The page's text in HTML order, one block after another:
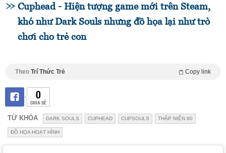
Cuphead - Hiện tượng game mới trên Steam,
khó như Dark Souls nhưng đồ họa lại như trò
chơi cho trẻ con
Theo Trí Thức Trẻ Copy link
0
CHIA SẺ
TỪ KHÓA DARK SOULS CUPHEAD CUPSOULS THẬP NIÊN 80
ĐỒ HỌA HOẠT HÌNH